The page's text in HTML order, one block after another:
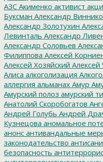
АЗС Акименко активист
Буксман Александр
Александр Золотухин
Левинталь Александр
Александр Соловьев
Филиппова Алексей
Алексей Хозяйский
Алиса алкоголизация
аллергия альманах Амур
Амурский полоз амурский
Анатолий Скоробогатов
Андрей Голубь Андрей
Кузнецова аномальное
анонс антивандальные
законодательство
безопасность